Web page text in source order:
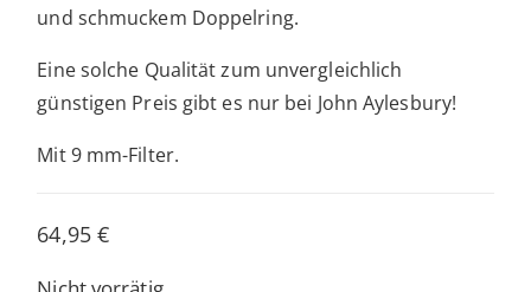
und schmuckem Doppelring.
Eine solche Qualität zum unvergleichlich
günstigen Preis gibt es nur bei John Aylesbury!
Mit 9 mm-Filter.
64,95 €